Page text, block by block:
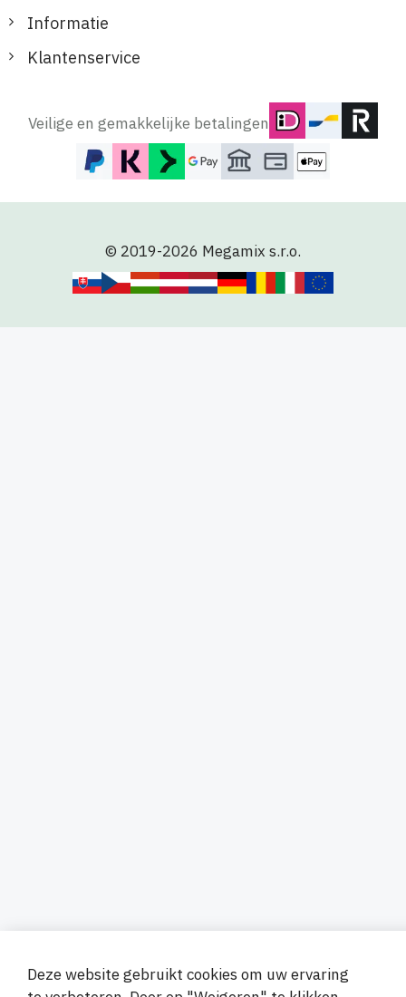
Informatie
Klantenservice
Veilige en gemakkelijke betalingen
© 2019-2026 Megamix s.r.o.
Deze website gebruikt cookies om uw ervaring